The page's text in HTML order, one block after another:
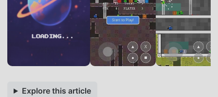
Explore this article